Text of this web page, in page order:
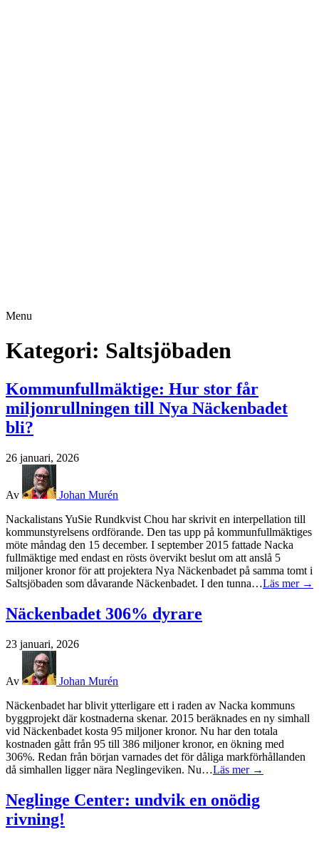
Menu
Kategori: Saltsjöbaden
Kommunfullmäktige: Hur stor får
miljonrullningen till Nya Näckenbadet
bli?
26 januari, 2026
Av
Johan Murén
Nackalistans YuSie Rundkvist Chou har skrivit en interpellation till
kommunstyrelsens ordförande. Den tas upp på kommunfullmäktiges
möte måndag den 15 december. I september 2015 fattade Nacka
fullmäktige med endast en rösts övervikt beslut om att anslå 5
miljoner kronor för att projektera Nya Näckenbadet på samma tomt i
Saltsjöbaden som dåvarande Näckenbadet. I den tunna…Läs mer →
Näckenbadet 306% dyrare
23 januari, 2026
Av
Johan Murén
Näckenbadet har blivit ytterligare ett i raden av Nacka kommuns
byggprojekt där kostnaderna skenar. 2015 beräknades en ny simhall
vid Näckenbadet kosta 95 miljoner kronor. Nu har den totala
kostnaden gått från 95 till 386 miljoner kronor, en ökning med
306%. Redan från början varnades det för dåliga markförhållanden
då simhallen ligger nära Neglingeviken. Nu…Läs mer →
Neglinge Center: undvik en onödig
rivning!